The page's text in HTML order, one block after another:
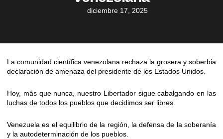
diciembre 17, 2025
La comunidad científica venezolana rechaza la grosera y soberbia
declaración de amenaza del presidente de los Estados Unidos.
Hoy, más que nunca, nuestro Libertador sigue cabalgando en las
luchas de todos los pueblos que decidimos ser libres.
Venezuela es el equilibrio de la región, la defensa de la soberanía
y la autodeterminación de los pueblos.